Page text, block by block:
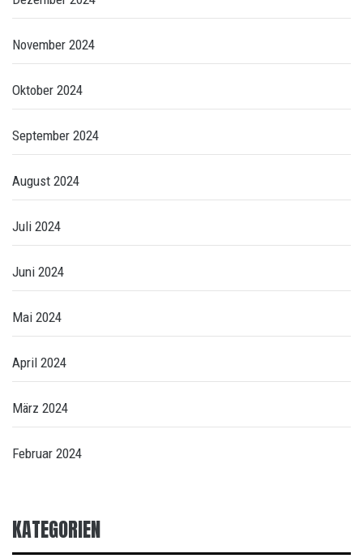
November 2024
Oktober 2024
September 2024
August 2024
Juli 2024
Juni 2024
Mai 2024
April 2024
März 2024
Februar 2024
KATEGORIEN